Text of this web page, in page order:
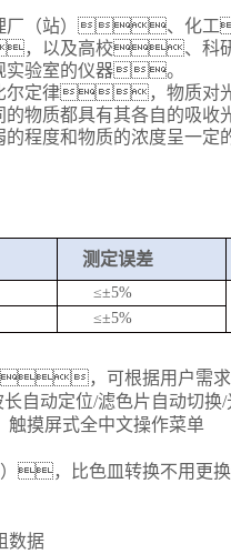
理厂（站）、
，以及高校、科
实验室的仪器。
尔定律，物质对
质都具有其各自的吸
程度和物质的浓度呈一定
测定误差
≤±5%
≤±5%
存，可根据用户需求
自动定位/滤色片自动切换
触摸屏式全中文操作菜单
，比色皿转换不用更
数据